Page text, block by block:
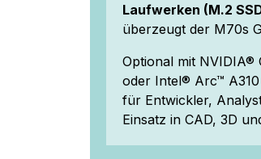
Laufwerken (M.2
überzeugt der M70s
Optional mit NVIDIA®
oder Intel® Arc™
für Entwickler,
Einsatz in CAD, 3D